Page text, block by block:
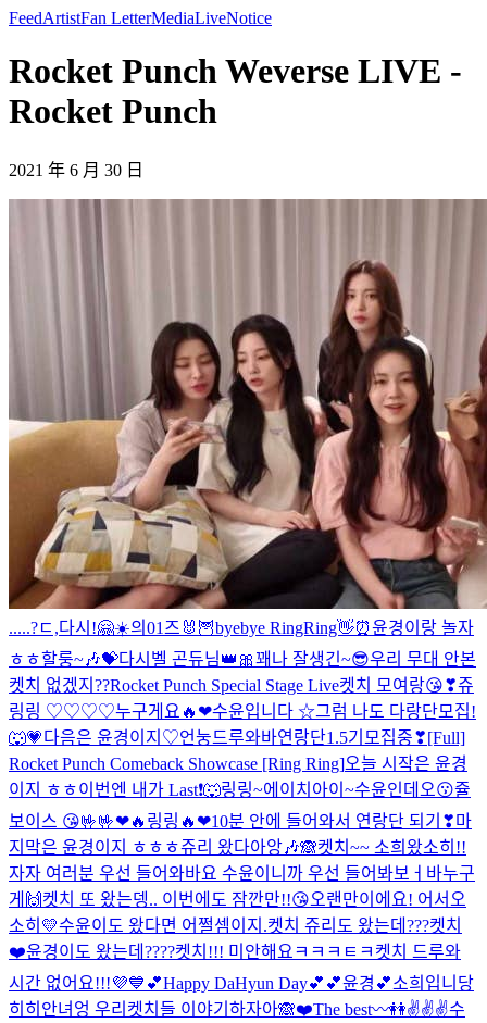
FeedArtistFan LetterMediaLiveNotice
Rocket Punch Weverse LIVE -
Rocket Punch
2021 年 6 月 30 日
.....?ㄷ,다시!🤗☀️의01즈🐰🦉byebye RingRing👋⏰윤경이랑 놀자
ㅎㅎ할룽~🎶💝다시 벨 곤듀님👑🎀꽤나 잘생긴~😎우리 무대 안본
켓치 없겠지??Rocket Punch Special Stage Live켓치 모여랑😘❣쥬
링링 ♡♡♡♡누구게요🔥❤수윤입니다 ☆그럼 나도 다랑단모집!
🐺💗다음은 윤경이지♡언눙드루와바연랑단1.5기모집중❣[Full]
Rocket Punch Comeback Showcase [Ring Ring]오늘 시작은 윤경
이지 ㅎㅎ이번엔 내가 Last❗🐺링링~에이치아이~수윤인데오😗쥴
보이스 😘🤟🤟❤🔥링링🔥❤10분 안에 들어와서 연랑단 되기❣마
지막은 윤경이지 ㅎㅎㅎ쥬리 왔다아앙🎶🙈켓치~~ 소희왔소히!!
자자 여러분 우선 들어와바요 수윤이니까 우선 들어봐보ㅓ바누구
게🙌 켓치 또 왔는뎅.. 이번에도 잠깐만!!😘오랜만이에요! 어서오
소히💛수윤이도 왔다면 어쩔셈이지.켓치 쥬리도 왔는데???켓치
❤️윤경이도 왔는데????켓치!!! 미안해요ㅋㅋㅋㅌㅋ 켓치 드루와
시간 없어요!!!💜💙 💕Happy DaHyun Day💕 💕윤경💕소희입니당
히히 안녀엉 우리켓치들 이야기하자아🙈❤️The best〰👭✌✌✌수